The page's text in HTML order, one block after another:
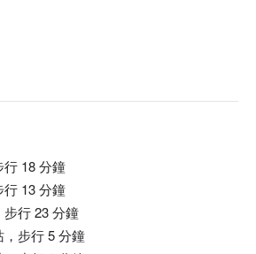
18 分鐘
13 分鐘
行 23 分鐘
步行 5 分鐘